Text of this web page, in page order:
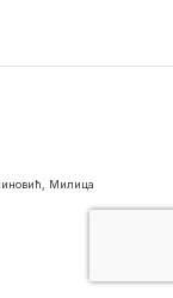
Милица